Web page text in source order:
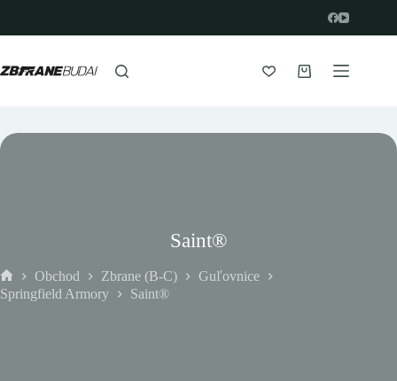
obsah
Nákupný
Saint®
Domov
Obchod Zbrane (B-C)
Guľovnice
Springfield Armory
Saint®